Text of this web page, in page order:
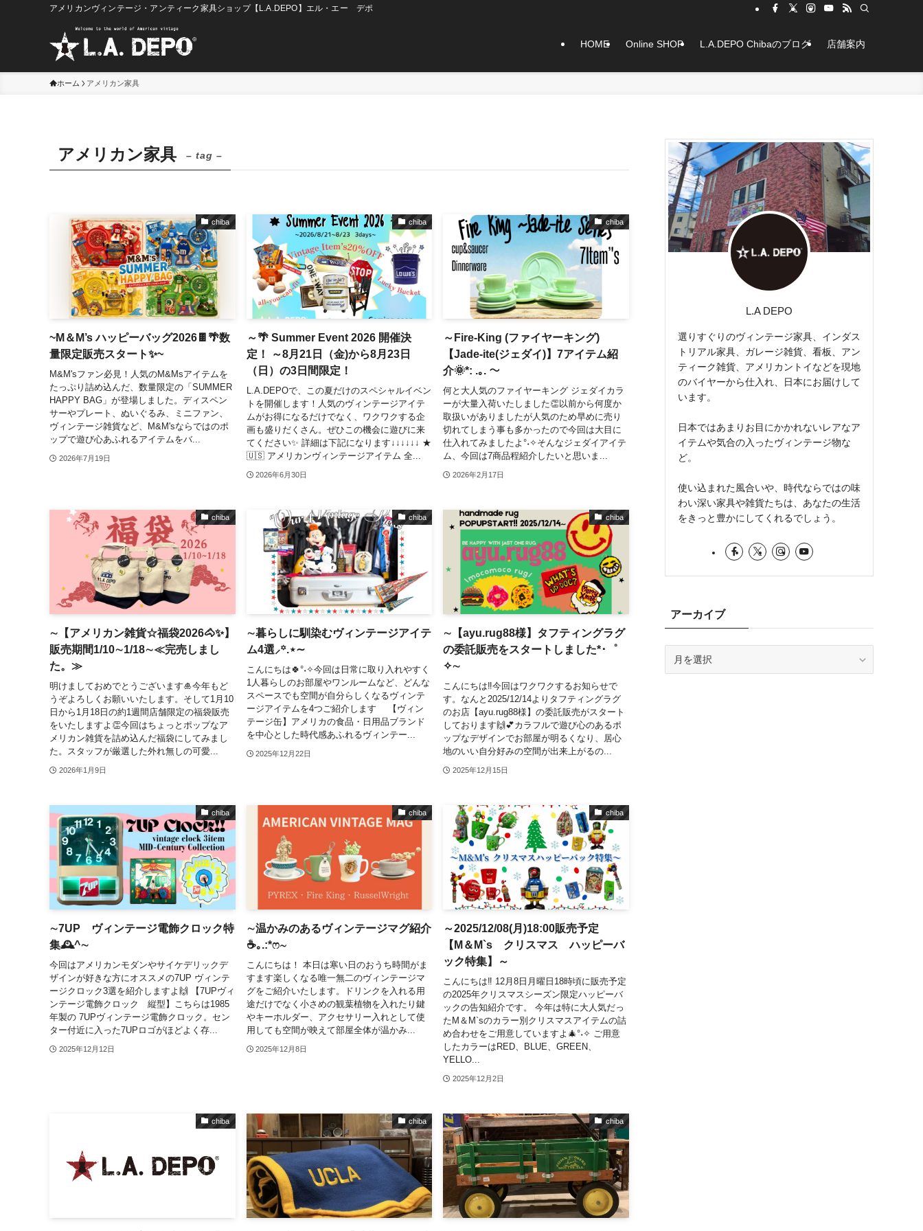
アメリカンヴィンテージ・アンティーク家具ショップ【L.A.DEPO】エル・エー デポ
HOME Online SHOP L.A.DEPO Chibaのブログ 店舗案内
ホーム アメリカン家具
アメリカン家具 – tag –
chiba
~M＆M’s ハッピーバッグ2026🍫🌴数
量限定販売スタート✨~
M&M'sファン必見！人気のM&Msアイテムを
たっぷり詰め込んだ、数量限定の「SUMMER
HAPPY BAG」が登場しました。ディスペン
サーやプレート、ぬいぐるみ、ミニファン、
ヴィンテージ雑貨など、M&M'sならではのポ
ップで遊び心あふれるアイテムをバ...
2026年7月19日
chiba
～🌴 Summer Event 2026 開催決
定！ ～8月21日（金)から8月23日
（日）の3日間限定！
L.A.DEPOで、この夏だけのスペシャルイベン
トを開催します！人気のヴィンテージアイテ
ムがお得になるだけでなく、ワクワクする企
画も盛りだくさん。ぜひこの機会に遊びに来
てください✨ 詳細は下記になります↓↓↓↓↓↓ ★
🇺🇸 アメリカンヴィンテージアイテム 全...
2026年6月30日
chiba
～Fire-King (ファイヤーキング)
【Jade-ite(ジェダイ)】7アイテム紹
介🌞*: .｡. ～
何と大人気のファイヤーキング ジェダイカラ
ーが大量入荷いたしました👏以前から何度か
取扱いがありましたが人気のため早めに売り
切れてしまう事も多かったので今回は大目に
仕入れてみましたよ°˖✧そんなジェダイアイテ
ム、今回は7商品程紹介したいと思いま...
2026年2月17日
chiba
∼【アメリカン雑貨☆福袋2026🐴✨】
販売期間1/10∼1/18∼≪完売しまし
た。≫
明けましておめでとうございます🎍今年もど
うぞよろしくお願いいたします。そして1月10
日から1月18日の約1週間店舗限定の福袋販売
をいたしますよ👏今回はちょっとポップなア
メリカン雑貨を詰め込んだ福袋にしてみまし
た。スタッフが厳選した外れ無しの可愛...
2026年1月9日
chiba
∼暮らしに馴染むヴィンテージアイテ
ム4選⸝꙳.⋆∼
こんにちは🍀°˖✧今回は日常に取り入れやすく
1人暮らしのお部屋やワンルームなど、どんな
スペースでも空間が自分らしくなるヴィンテ
ージアイテムを4つご紹介します 【ヴィン
テージ缶】アメリカの食品・日用品ブランド
を中心とした時代感あふれるヴィンテー...
2025年12月22日
chiba
∼【ayu.rug88様】タフティングラグ
の委託販売をスタートしました*･゜
✧∼
こんにちは‼今回はワクワクするお知らせで
す。なんと2025/12/14よりタフティングラグ
のお店【ayu.rug88様】の委託販売がスタート
しております🙌💕カラフルで遊び心のあるポ
ップなデザインでお部屋が明るくなり、居心
地のいい自分好みの空間が出来上がるの...
2025年12月15日
chiba
∼7UP ヴィンテージ電飾クロック特
集🕰^∼
今回はアメリカンモダンやサイケデリックデ
ザインが好きな方にオススメの7UP ヴィンテ
ージクロック3選を紹介しますよ🙌 【7UPヴィ
ンテージ電飾クロック 縦型】こちらは1985
年製の 7UPヴィンテージ電飾クロック。セン
ター付近に入った7UPロゴがほどよく存...
2025年12月12日
chiba
∼温かみのあるヴィンテージマグ紹介
☕｡.:*ෆ∼
こんにちは！ 本日は寒い日のおうち時間がま
すます楽しくなる唯一無二のヴィンテージマ
グをご紹介いたします。ドリンクを入れる用
途だけでなく小さめの観葉植物を入れたり鍵
やキーホルダー、アクセサリー入れとして使
用しても空間が映えて部屋全体が温かみ...
2025年12月8日
chiba
～2025/12/08(月)18:00販売予定
【M＆M`s クリスマス ハッピーバ
ック特集】～
こんにちは‼ 12月8日月曜日18時頃に販売予定
の2025年クリスマスシーズン限定ハッピーバ
ックの告知紹介です。 今年は特に大人気だっ
たM＆M`sのカラー別クリスマスアイテムの詰
め合わせをご用意していますよ🎄°˖✧ ご用意
したカラーはRED、BLUE、GREEN、
YELLO...
2025年12月2日
chiba chiba chiba
L.A DEPO
選りすぐりのヴィンテージ家具、インダス
トリアル家具、ガレージ雑貨、看板、アン
ティーク雑貨、アメリカントイなどを現地
のバイヤーから仕入れ、日本にお届けして
います。
日本ではあまりお目にかかれないレアなア
イテムや気合の入ったヴィンテージ物な
ど。
使い込まれた風合いや、時代ならではの味
わい深い家具や雑貨たちは、あなたの生活
をきっと豊かにしてくれるでしょう。
アーカイブ